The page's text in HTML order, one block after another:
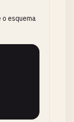
esquema